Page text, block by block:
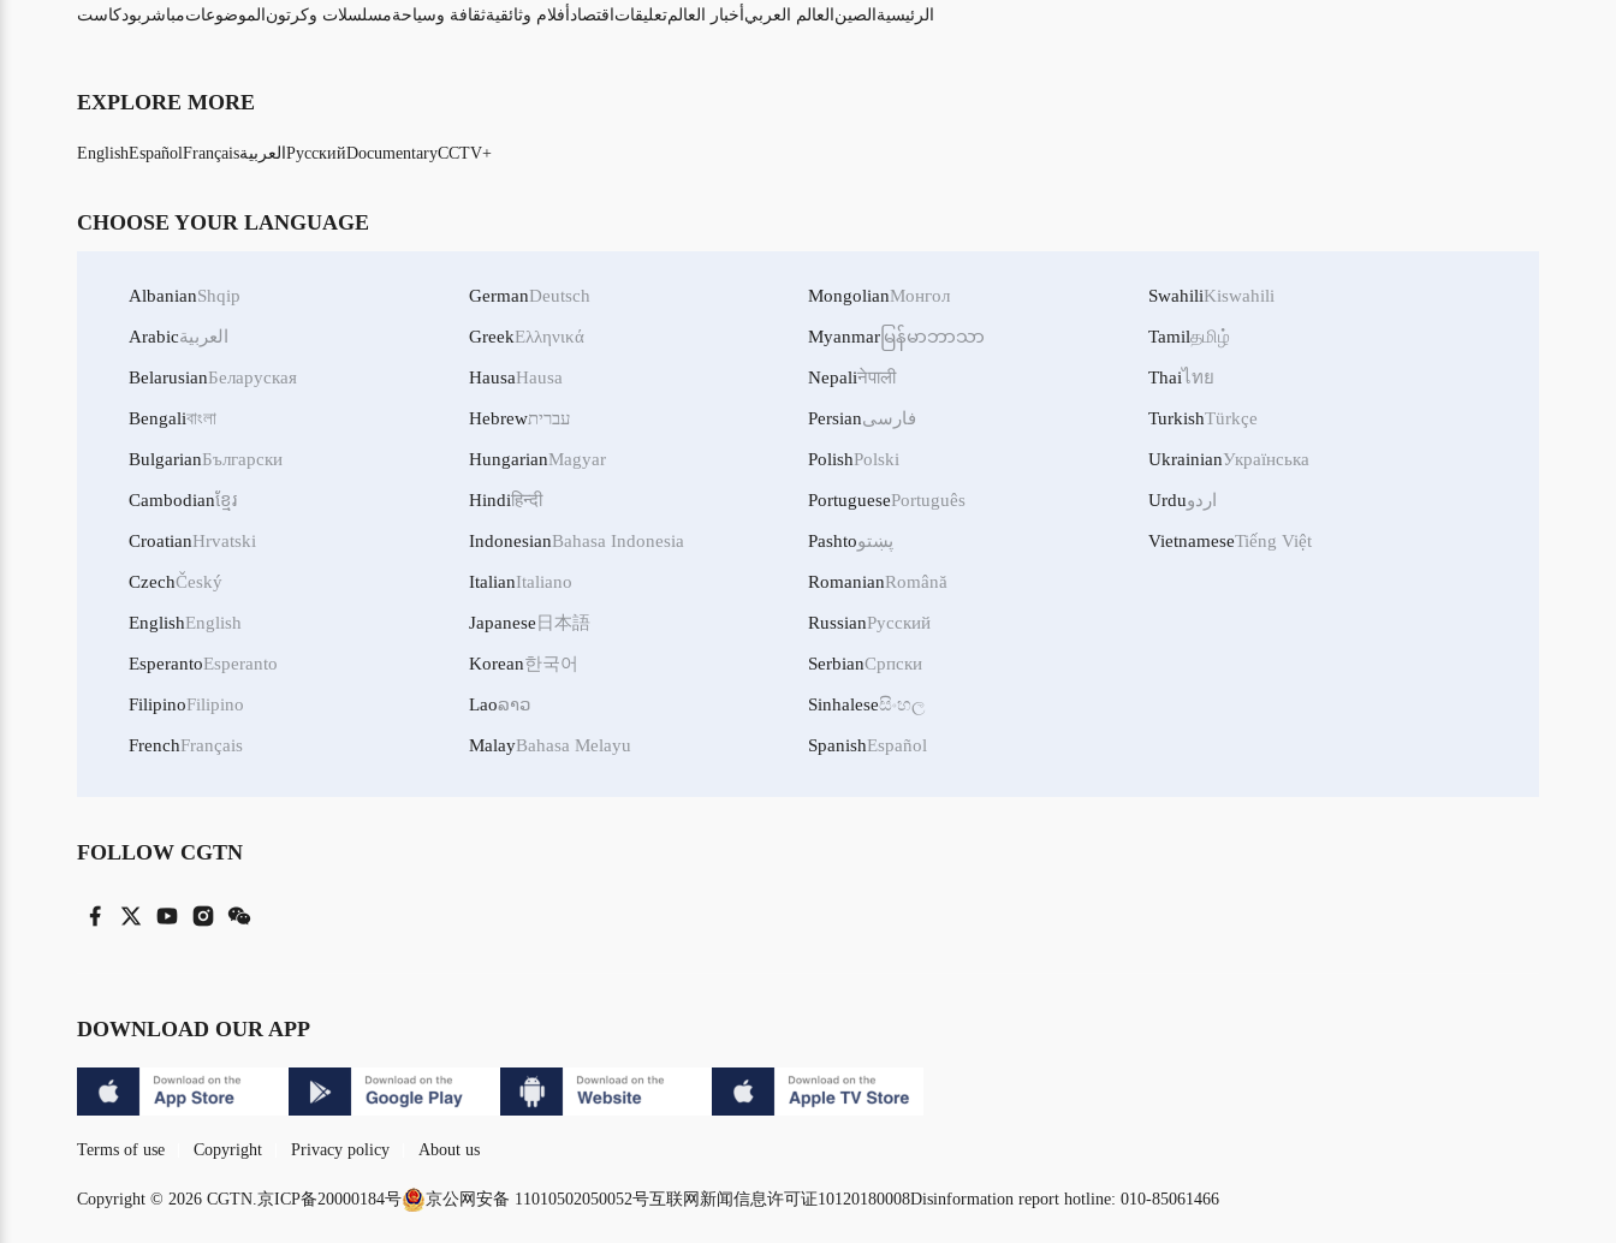
بودكاست مباشرالموضوعات مسلسلات وكرتونثقافة وسياحةأفلام وثائقية اقتصاد تعليقاتأخبار العالم العالم العربي الصين الرئيسية
EXPLORE MORE
EnglishEspañolFrançaisالعربية РусскийDocumentaryCCTV+
CHOOSE YOUR LANGUAGE
AlbanianShqip
Arabicالعربية
BelarusianБеларуская
Bengaliবাংলা
BulgarianБългарски
Cambodianខ្មែរ
CroatianHrvatski
CzechČeský
EnglishEnglish
EsperantoEsperanto
FilipinoFilipino
FrenchFrançais
GermanDeutsch
GreekΕλληνικά
HausaHausa
Hebrewעברית
HungarianMagyar
Hindiहिन्दी
IndonesianBahasa Indonesia
ItalianItaliano
Japanese 日本語
Korean한국어
Laoລາວ
MalayBahasa Melayu
MongolianМонгол
Myanmar မြန်မာဘာသာ
Nepaliनेपाली
Persianفارسی
PolishPolski
PortuguesePortuguês
Pashtoپښتو
RomanianRomână
RussianРусский
SerbianСрпски
Sinhaleseසිංහල
SpanishEspañol
SwahiliKiswahili
Tamilதமிழ்
Thaiไทย
TurkishTürkçe
UkrainianУкраїнська
Urduاردو
VietnameseTiếng Việt
FOLLOW CGTN
DOWNLOAD OUR APP
Terms of use Copyright Privacy policy About us
Copyright © 2026 CGTN.京ICP备20000184号 京公网安备 11010502050052号互联网新闻信息许可证10120180008Disinformation report hotline: 010-85061466